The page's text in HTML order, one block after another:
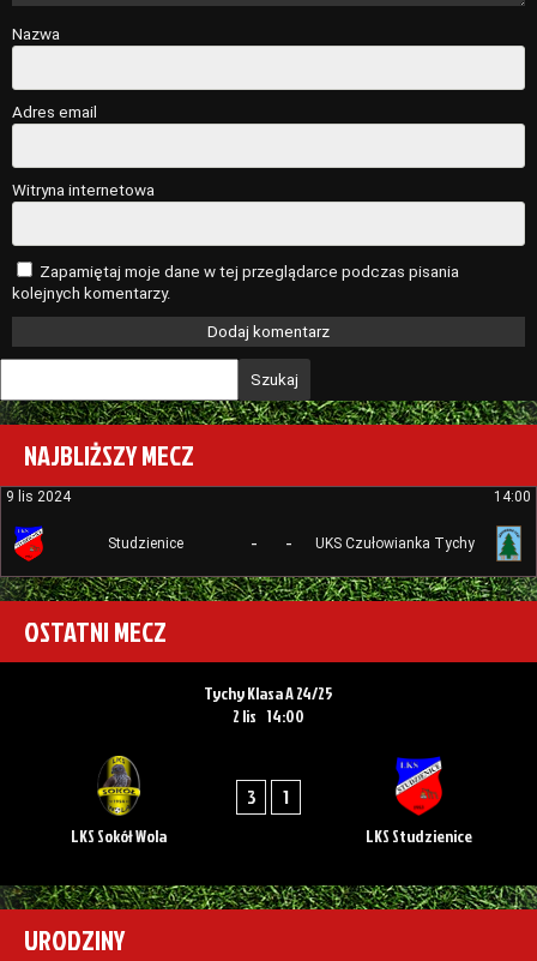
Nazwa
Adres email
Witryna internetowa
Zapamiętaj moje dane w tej przeglądarce podczas pisania
kolejnych komentarzy.
Szukaj
NAJBLIŻSZY MECZ
9 lis 2024 14:00
Studzienice - - UKS Czułowianka Tychy
OSTATNI MECZ
Tychy Klasa A 24/25
2 lis 14:00
LKS Sokół Wola
3 1
LKS Studzienice
URODZINY